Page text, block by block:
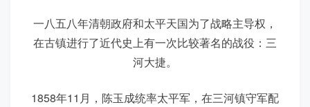
一八五八年清朝政府和太平天国为了战略主导权，
在古镇进行了近代史上有一次比较著名的战役：三
河大捷。
1858年11月，陈玉成统率太平军，在三河镇守军配